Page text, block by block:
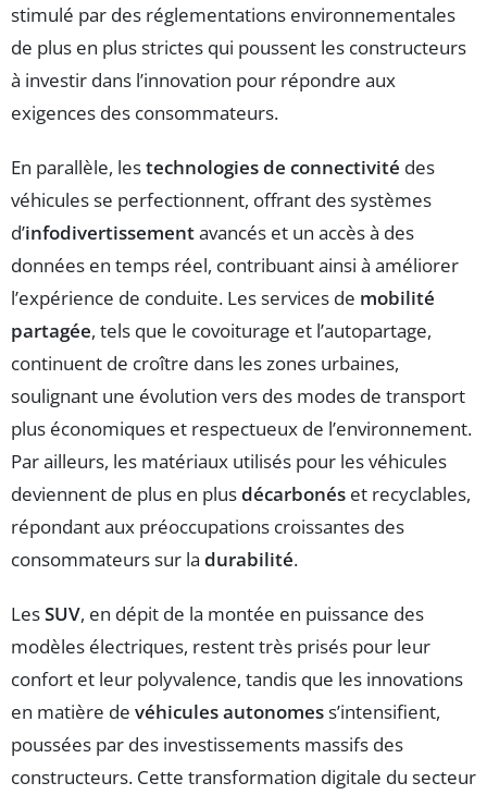
stimulé par des réglementations environnementales
de plus en plus strictes qui poussent les constructeurs
à investir dans l’innovation pour répondre aux
exigences des consommateurs.
En parallèle, lestechnologies de connectivité des
véhicules se perfectionnent, offrant des systèmes
d’infodivertissementavancés et un accès à des
données en temps réel, contribuant ainsi à améliorer
l’expérience de conduite. Les services de mobilité
partagée, tels que le covoiturage et l’autopartage,
continuent de croître dans les zones urbaines,
soulignant une évolution vers des modes de transport
plus économiques et respectueux de l’environnement.
Par ailleurs, les matériaux utilisés pour les véhicules
deviennent de plus en plusdécarbonés et recyclables,
répondant aux préoccupations croissantes des
consommateurs sur la durabilité.
LesSUV, en dépit de la montée en puissance des
modèles électriques, restent très prisés pour leur
confort et leur polyvalence, tandis que les innovations
en matière de véhicules autonomess’intensifient,
poussées par des investissements massifs des
constructeurs. Cette transformation digitale du secteur